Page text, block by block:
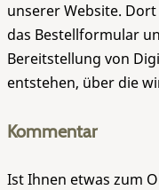
unserer Website.
das Bestellformular
Bereitstellung von
entstehen, über die
Kommentar
Ist Ihnen etwas zum